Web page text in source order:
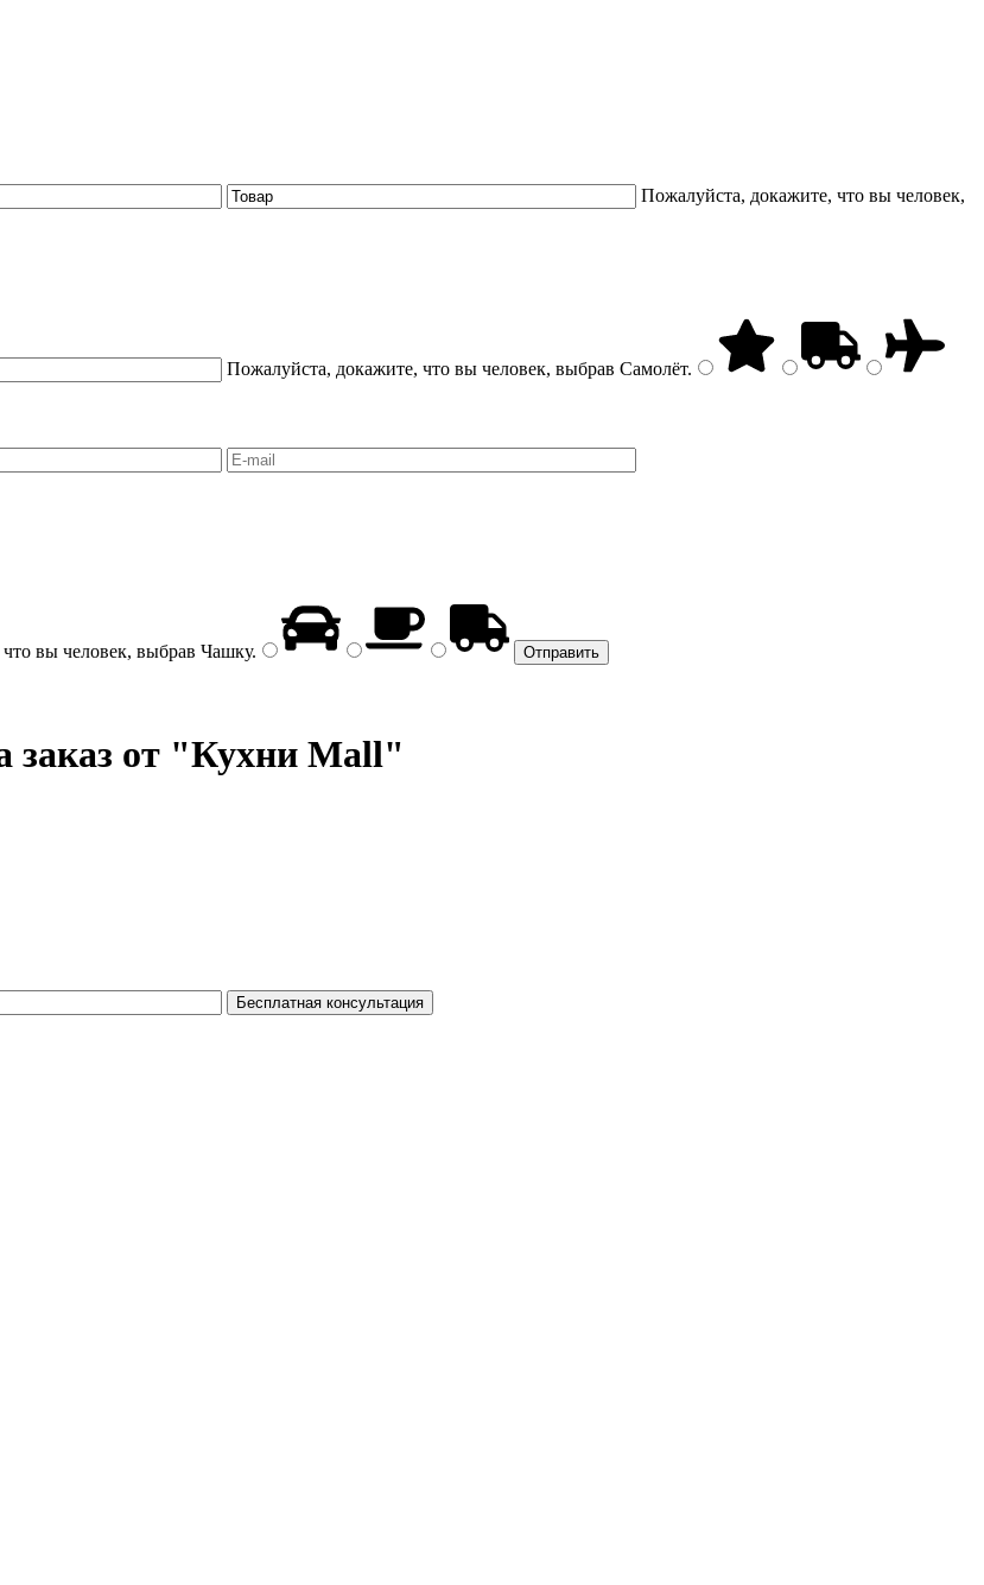
Пожалуйста, докажите, что вы человек,
Пожалуйста, докажите, что вы человек, выбрав Самолёт.
вы человек, выбрав Чашку.
заказ от "Кухни Mall"